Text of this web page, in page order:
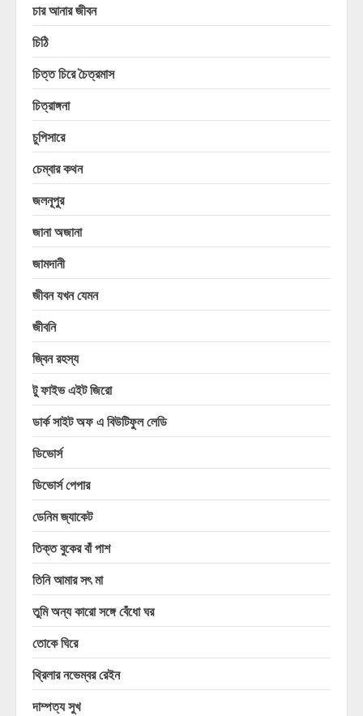
চার আনার জীবন
চিঠি
চিত্ত চিরে চৈত্রমাস
চিত্রাঙ্গনা
চুপিসারে
চেম্বার কথন
জলনূপুর
জানা অজানা
জামদানী
জীবন যখন যেমন
জীবনি
জ্বিন রহস্য
টু ফাইভ এইট জিরো
ডার্ক সাইট অফ এ বিউটিফুল লেডি
ডিভোর্স
ডিভোর্স পেপার
ডেনিম জ্যাকেট
তিক্ত বুকের বাঁ পাশ
তিনি আমার সৎ মা
তুমি অন্য কারো সঙ্গে বেঁধো ঘর
তোকে ঘিরে
থ্রিলার নভেম্বর রেইন
দাম্পত্য সুখ